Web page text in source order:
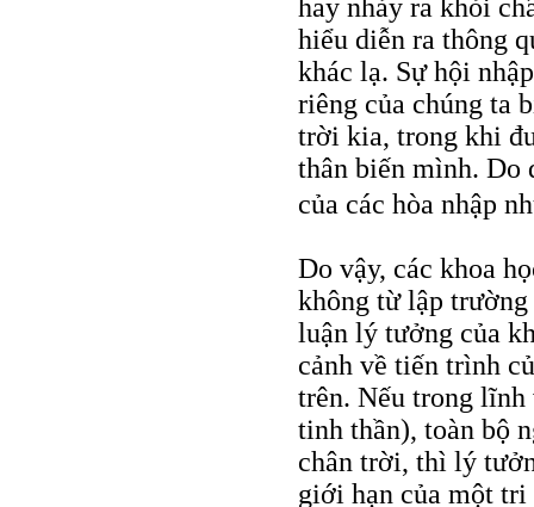
hay nhảy ra khỏi
hiểu diễn ra thông
khác lạ. Sự hội
riêng của chúng ta
trời kia, trong khi
thân biến mình. Do
của các hòa nhập
Do vậy, các khoa
không từ lập
luận lý tưởng của
cảnh về tiến trình
trên. Nếu trong
tinh thần), toàn bộ
chân trời, thì lý
giới hạn của một tri